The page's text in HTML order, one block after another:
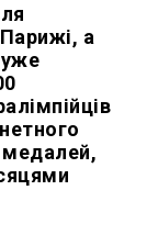
а
уже
медалей,